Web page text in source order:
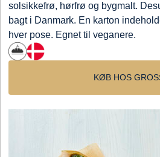
solsikkefrø, hørfrø og bygmalt.
bagt i Danmark. En karton
hver pose. Egnet til veganere.
KØB HOS